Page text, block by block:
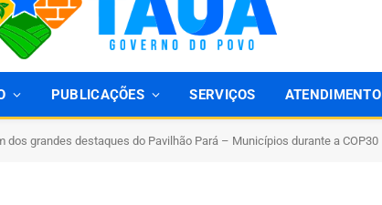
PUBLICAÇÕES SERVIÇOS ATENDIMENTO
dos grandes destaques do Pavilhão Pará – Municípios durante a COP30